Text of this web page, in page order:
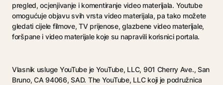
pregled, ocjenjivanje i komentiranje video materijala. Youtube
omogućuje objavu svih vrsta video materijala, pa tako možete
gledati cijele filmove, TV prijenose, glazbene video materijale,
foršpane i video materijale koje su napravili korisnici portala.
Vlasnik usluge YouTube je YouTube, LLC, 901 Cherry Ave., San
Bruno, CA 94066, SAD. The YouTube, LLC koji je podružnica